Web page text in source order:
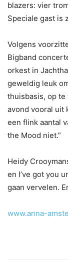
blazers: vier
Speciale gast is
Volgens
Bigband
orkest in
geweldig leuk
thuisbasis, op
avond vooral uit
een flink aantal
the Mood niet.”
Heidy
en I’ve got you
gaan vervelen.
www.anna-